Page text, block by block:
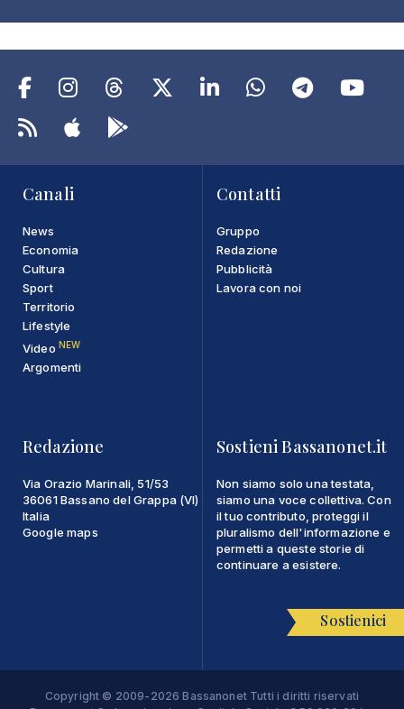
Canali
News
Economia
Cultura
Sport
Territorio
Lifestyle
Video NEW
Argomenti
Contatti
Gruppo
Redazione
Pubblicità
Lavora con noi
Redazione
Via Orazio Marinali, 51/53
36061 Bassano del Grappa (VI)
Italia
Google maps
Sostieni Bassanonet.it
Non siamo solo una testata,
siamo una voce collettiva. Con
il tuo contributo, proteggi il
pluralismo dell'informazione e
permetti a queste storie di
continuare a esistere.
Sostienici
Copyright © 2009-2026 Bassanonet Tutti i diritti riservati